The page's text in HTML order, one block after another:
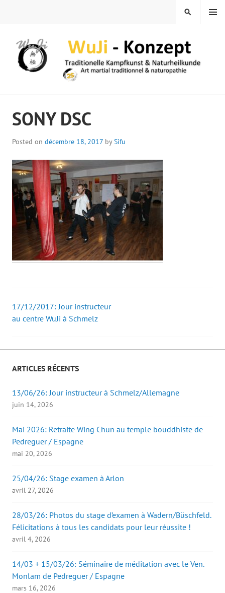
MENU
SEARCH
SONY DSC
Posted on décembre 18, 2017 bySifu
Post
17/12/2017: Jour instructeur
au centre WuJi à Schmelz
ARTICLES RÉCENTS
13/06/26: Jour instructeur à Schmelz/Allemagne
juin 14, 2026
Mai 2026: Retraite Wing Chun au temple bouddhiste de
Pedreguer / Espagne
mai 20, 2026
25/04/26: Stage examen à Arlon
avril 27, 2026
28/03/26: Photos du stage d’examen à Wadern/Büschfeld.
Félicitations à tous les candidats pour leur réussite !
avril 4, 2026
14/03 + 15/03/26: Séminaire de méditation avec le Ven.
Monlam de Pedreguer / Espagne
mars 16, 2026